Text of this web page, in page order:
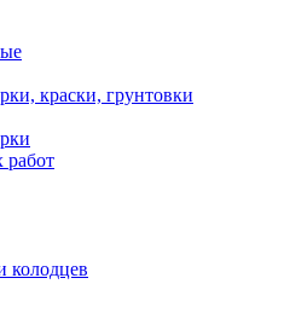
краски, грунтовки
работ
колодцев